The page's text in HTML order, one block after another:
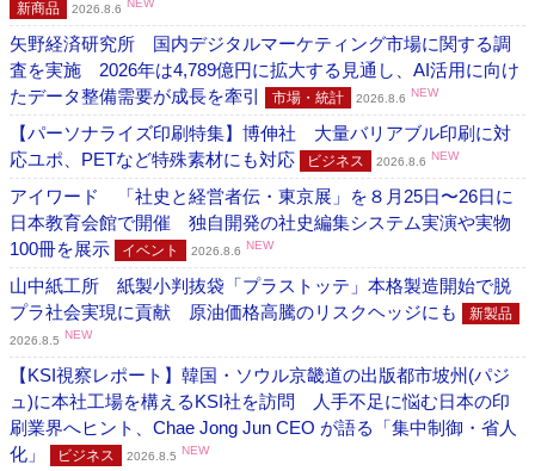
新商品 2026.8.6 NEW
矢野経済研究所 国内デジタルマーケティング市場に関する調
査を実施 2026年は4,789億円に拡大する見通し、AI活用に向け
たデータ整備需要が成長を牽引
市場・統計 2026.8.6 NEW
【パーソナライズ印刷特集】博伸社 大量バリアブル印刷に対
応ユポ、PETなど特殊素材にも対応
ビジネス 2026.8.6 NEW
アイワード 「社史と経営者伝・東京展」を８月25日〜26日に
日本教育会館で開催 独自開発の社史編集システム実演や実物
100冊を展示
イベント 2026.8.6 NEW
山中紙工所 紙製小判抜袋「プラストッテ」本格製造開始で脱
プラ社会実現に貢献 原油価格高騰のリスクヘッジにも
新製品
2026.8.5 NEW
【KSI視察レポート】韓国・ソウル京畿道の出版都市坡州(パジ
ュ)に本社工場を構えるKSI社を訪問 人手不足に悩む日本の印
刷業界へヒント、Chae Jong Jun CEO が語る「集中制御・省人
化」
ビジネス 2026.8.5 NEW